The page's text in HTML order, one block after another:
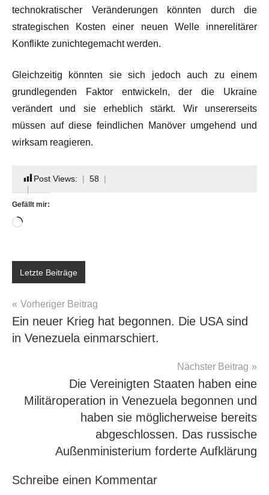
technokratischer Veränderungen könnten durch die
strategischen Kosten einer neuen Welle innerelitärer
Konflikte zunichtegemacht werden.
Gleichzeitig könnten sie sich jedoch auch zu einem
grundlegenden Faktor entwickeln, der die Ukraine
verändert und sie erheblich stärkt. Wir unsererseits
müssen auf diese feindlichen Manöver umgehend und
wirksam reagieren.
Post Views: 58
Gefällt mir:
Wird
Letzte Beiträge
Beitragsnavigation
Vorheriger Beitrag
Ein neuer Krieg hat begonnen. Die USA sind
in Venezuela einmarschiert.
Nächster Beitrag
Die Vereinigten Staaten haben eine
Militäroperation in Venezuela begonnen und
haben sie möglicherweise bereits
abgeschlossen. Das russische
Außenministerium forderte Aufklärung
Schreibe einen Kommentar